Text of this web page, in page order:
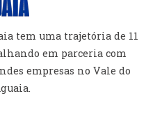
tem uma trajetória de 11
em parceria com
empresas no Vale do